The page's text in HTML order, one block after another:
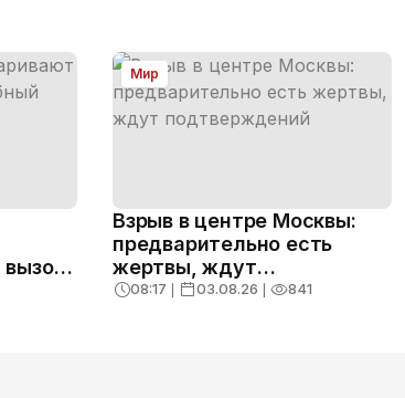
Мир
Взрыв в центре Москвы:
предварительно есть
жертвы, ждут
подтверждений
08:17 ❘ 03.08.26 ❘ 841